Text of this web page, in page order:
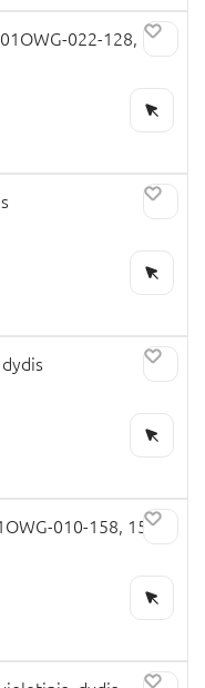
022-128, 128
010-158, 158